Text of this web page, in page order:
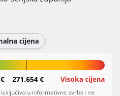
cijena
271.654 € Visoka cijena
u informativne svrhe i ne